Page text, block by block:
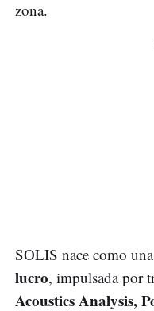
zona.
SOLIS nace como una
lucro, impulsada por
Acoustics Analysis,